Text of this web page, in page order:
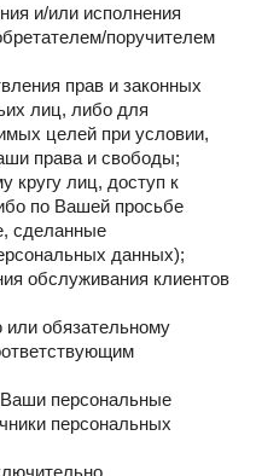
и/или исполнения
поручителем
прав и законных
лиц, либо для
целей при условии,
права и свободы;
кругу лиц, доступ к
по Вашей просьбе
сделанные
данных);
обслуживания клиентов
или обязательному
персональные
персональных